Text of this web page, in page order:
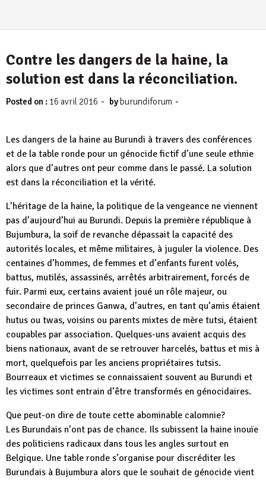
Contre les dangers de la haine, la
solution est dans la réconciliation.
Posted on : 16 avril 2016 - by burundiforum -
Les dangers de la haine au Burundi à travers des conférences
et de la table ronde pour un génocide fictif d’une seule ethnie
alors que d’autres ont peur comme dans le passé. La solution
est dans la réconciliation et la vérité.
L’héritage de la haine, la politique de la vengeance ne viennent
pas d’aujourd’hui au Burundi. Depuis la première république à
Bujumbura, la soif de revanche dépassait la capacité des
autorités locales, et même militaires, à juguler la violence. Des
centaines d’hommes, de femmes et d’enfants furent volés,
battus, mutilés, assassinés, arrêtés arbitrairement, forcés de
fuir. Parmi eux, certains avaient joué un rôle majeur, ou
secondaire de princes Ganwa, d’autres, en tant qu’amis étaient
hutus ou twas, voisins ou parents mixtes de mère tutsi, étaient
coupables par association. Quelques-uns avaient acquis des
biens nationaux, avant de se retrouver harcelés, battus et mis à
mort, quelquefois par les anciens propriétaires tutsis.
Bourreaux et victimes se connaissaient souvent au Burundi et
les victimes sont entrain d’être transformés en génocidaires.
Que peut-on dire de toute cette abominable calomnie?
Les Burundais n’ont pas de chance. Ils subissent la haine inouïe
des politiciens radicaux dans tous les angles surtout en
Belgique. Une table ronde s’organise pour discréditer les
Burundais à Bujumbura alors que le souhait de génocide vient